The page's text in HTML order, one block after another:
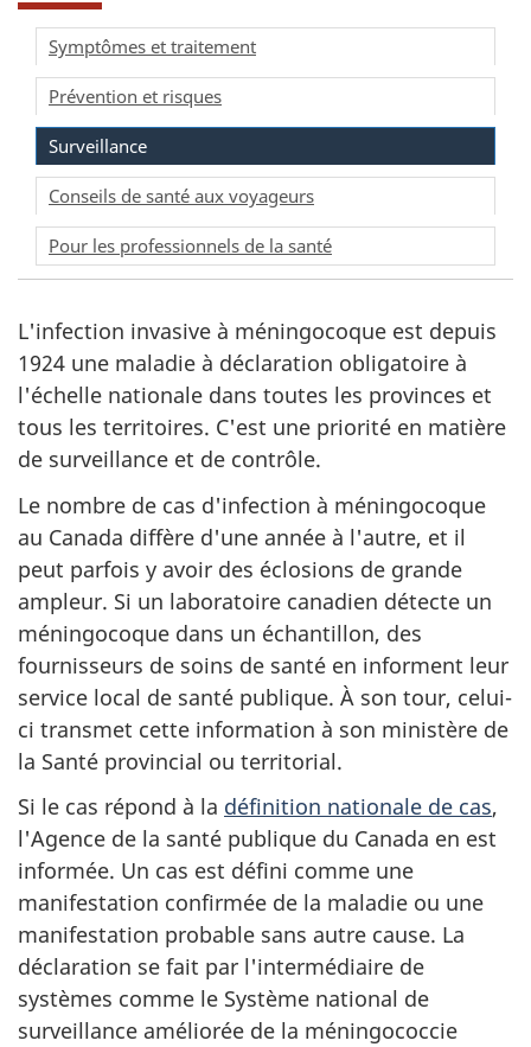
Symptômes et traitement
Prévention et risques
Surveillance
Conseils de santé aux voyageurs
Pour les professionnels de la santé
L'infection invasive à méningocoque est depuis
1924 une maladie à déclaration obligatoire à
l'échelle nationale dans toutes les provinces et
tous les territoires. C'est une priorité en matière
de surveillance et de contrôle.
Le nombre de cas d'infection à méningocoque
au Canada diffère d'une année à l'autre, et il
peut parfois y avoir des éclosions de grande
ampleur. Si un laboratoire canadien détecte un
méningocoque dans un échantillon, des
fournisseurs de soins de santé en informent leur
service local de santé publique. À son tour, celui-
ci transmet cette information à son ministère de
la Santé provincial ou territorial.
Si le cas répond à la définition nationale de cas,
l'Agence de la santé publique du Canada en est
informée. Un cas est défini comme une
manifestation confirmée de la maladie ou une
manifestation probable sans autre cause. La
déclaration se fait par l'intermédiaire de
systèmes comme le Système national de
surveillance améliorée de la méningococcie